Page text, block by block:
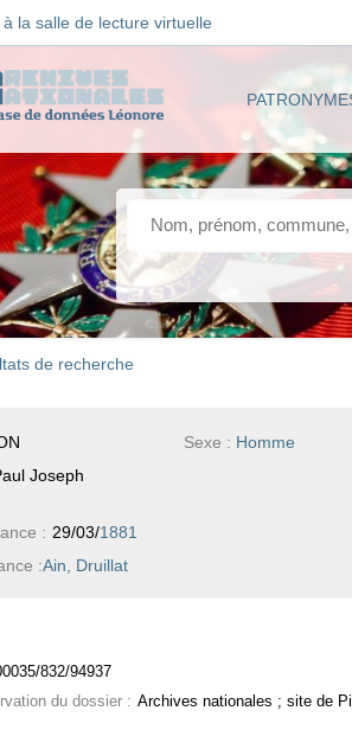
à la salle de lecture virtuelle
de recherche
Sexe : Homme
Joseph
: 29/03/1881
:Ain, Druillat
832/94937
du dossier : Archives nationales ; site de